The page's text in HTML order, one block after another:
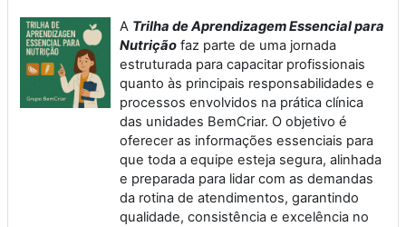
A Trilha de Aprendizagem Essencial para
Nutrição faz parte de uma jornada
estruturada para capacitar profissionais
quanto às principais responsabilidades e
processos envolvidos na prática clínica
das unidades BemCriar. O objetivo é
oferecer as informações essenciais para
que toda a equipe esteja segura, alinhada
e preparada para lidar com as demandas
da rotina de atendimentos, garantindo
qualidade, consistência e excelência no